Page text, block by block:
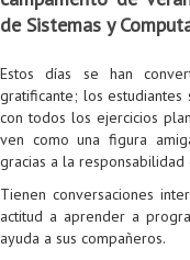
de Sistemas y
Estos días se han
gratificante; los estudiantes
con todos los ejercicios
ven como una figura
gracias a la
Tienen conversaciones
actitud a aprender a
ayuda a sus compañeros.
Convocatoria ISIS
Convocatoria IA
Oportunidades
Información general
Opciones académicas
TI en las
Computación Visual
Matemática
Profesores
Acreditaciones
Internacionalización
Cursos electivos
Electivas reguladas
Electivas
Electivas
Oferta de cursos
Procesos
Consejería
Doble programa
Movilidad Estudiantil
Reingreso
Reintegro
Retiro Voluntario
Aplazamiento
Trasnferencia Interna
Reglamento General
Bienestar
Oferta de cursos
Convocatorias
Maestría en Gerencia
Maestría en
(MATI)
Maestría en Biología
Maestría en
(MBIT)
Instructores
Asistentes
Profesores Adjuntos
Coordinadores
Coordinadores de
Gestores
Ofertas Laborales
Emprendedores e
TICSw
Colaboratorio de
Autónomos
Laboratorio de
Laboratorio de
Laboratorio de
Laboratorio de